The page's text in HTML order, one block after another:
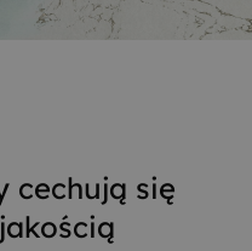
cechują się